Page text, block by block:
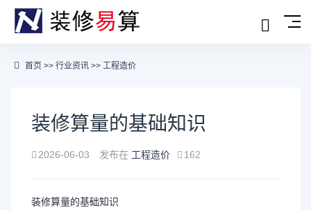
首页 >> 行业资讯 >> 工程造价
装修算量的基础知识
2026-06-03 发布在 工程造价 162
装修算量的基础知识